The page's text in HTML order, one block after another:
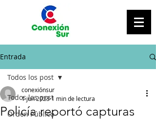
Entrada
Todos los post
Orden Público
Todos los post
Policía reportó capturas
conexiónsur
1 jun 20231 min de lectura